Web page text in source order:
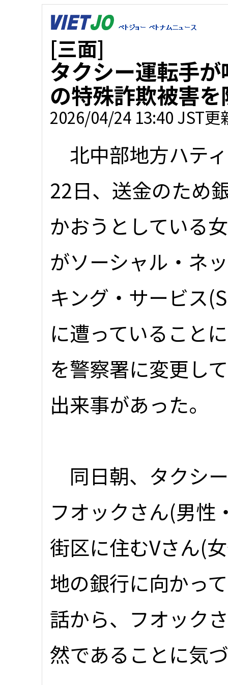
[三面]
タクシー運転手
の特殊詐欺被害を
2026/04/24 13:40 JST更
北中部地方ハテ
22日、送金のため
かおうとしている
がソーシャル・ネ
キング・サービス
に遭っていること
を警察署に変更し
出来事があった。
同日朝、タクシ
フオックさん(男性
街区に住むVさん(
地の銀行に向かっ
話から、フオック
然であることに気